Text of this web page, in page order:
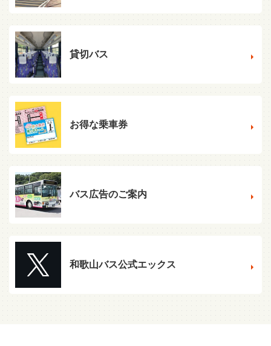
貸切バス
お得な乗車券
バス広告のご案内
和歌山バス公式エックス